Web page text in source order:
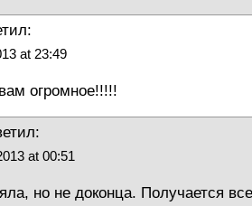
at 23:49
огромное!!!!!
at 00:51
но не доконца. Получается